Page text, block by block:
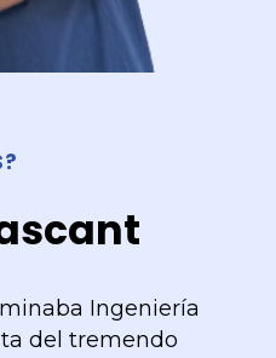
Ingeniería
del tremendo